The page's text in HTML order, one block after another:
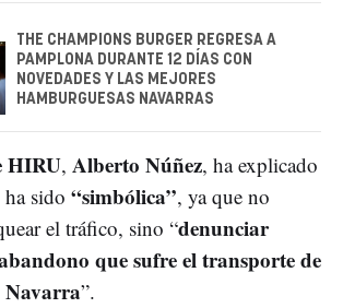
THE CHAMPIONS BURGER REGRESA A
PAMPLONA DURANTE 12 DÍAS CON
NOVEDADES Y LAS MEJORES
HAMBURGUESAS NAVARRAS
HIRU, Alberto Núñez, ha explicado
ha sido “simbólica”, ya que no
el tráfico, sino “denunciar
que sufre el transporte de
Navarra”.